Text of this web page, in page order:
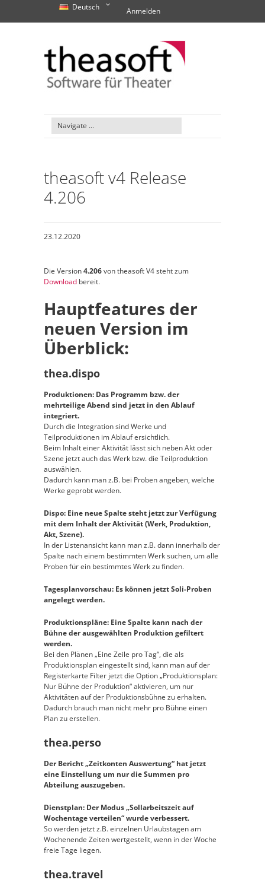
Deutsch Anmelden
theasoft v4 Release
4.206
23.12.2020
Die Version4.206von theasoft V4 steht zum
Download bereit.
Hauptfeatures der
neuen Version im
Überblick:
thea.dispo
Produktionen: Das Programm bzw. der
mehrteilige Abend sind jetzt in den Ablauf
integriert.
Durch die Integration sind Werke und
Teilproduktionen im Ablauf ersichtlich.
Beim Inhalt einer Aktivität lässt sich neben Akt oder
Szene jetzt auch das Werk bzw. die Teilproduktion
auswählen.
Dadurch kann man z.B. bei Proben angeben, welche
Werke geprobt werden.
Dispo: Eine neue Spalte steht jetzt zur Verfügung
mit dem Inhalt der Aktivität (Werk, Produktion,
Akt, Szene).
In der Listenansicht kann man z.B. dann innerhalb der
Spalte nach einem bestimmten Werk suchen, um alle
Proben für ein bestimmtes Werk zu finden.
Tagesplanvorschau: Es können jetzt Soli-Proben
angelegt werden.
Produktionspläne: Eine Spalte kann nach der
Bühne der ausgewählten Produktion gefiltert
werden.
Bei den Plänen „Eine Zeile pro Tag“, die als
Produktionsplan eingestellt sind, kann man auf der
Registerkarte Filter jetzt die Option „Produktionsplan:
Nur Bühne der Produktion“ aktivieren, um nur
Aktivitäten auf der Produktionsbühne zu erhalten.
Dadurch brauch man nicht mehr pro Bühne einen
Plan zu erstellen.
thea.perso
Der Bericht „Zeitkonten Auswertung“ hat jetzt
eine Einstellung um nur die Summen pro
Abteilung auszugeben.
Dienstplan: Der Modus „Sollarbeitszeit auf
Wochentage verteilen“ wurde verbessert.
So werden jetzt z.B. einzelnen Urlaubstagen am
Wochenende Zeiten wertgestellt, wenn in der Woche
freie Tage liegen.
thea.travel